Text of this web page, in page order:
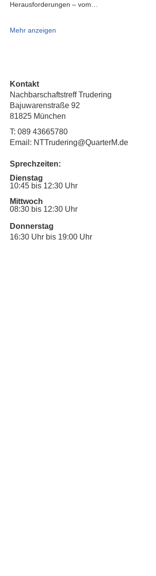
Herausforderungen – vom…
Mehr anzeigen
Kontakt
Nachbarschaftstreff Trudering
Bajuwarenstraße 92
81825 München
T: 089 43665780
Email: NTTrudering@QuarterM.de
Sprechzeiten:
Dienstag
10:45 bis 12:30 Uhr
Mittwoch
08:30 bis 12:30 Uhr
Donnerstag
16:30 Uhr bis 19:00 Uhr